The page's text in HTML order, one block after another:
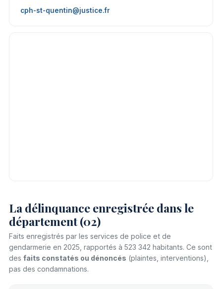
cph-st-quentin@justice.fr
La délinquance enregistrée dans le
département (02)
Faits enregistrés par les services de police et de
gendarmerie en 2025, rapportés à 523 342 habitants. Ce sont
des faits constatés ou dénoncés (plaintes, interventions),
pas des condamnations.